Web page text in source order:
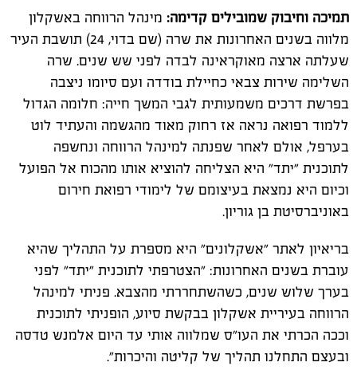
תמיכה וחיבוק שמובילים קדימה: מינהל הרווחה באשקלון
מלווה בשנים האחרונות את שרה (שם בדוי, 24) תושבת העיר
שעלתה ארצה מאוקראינה לבדה לפני שש שנים. שרה
השלימה שירות צבאי כחיילת בודדה ועם סיומו ניצבה
בפרשת דרכים משמעותית לגבי המשך חייה: חלומה הגדול
ללמוד רפואה נראה אז רחוק מאוד מהגשמה והעתיד לוט
בערפל, אולם לאחר שפנתה למינהל הרווחה ונחשפה
לתוכנית "יתד" היא הצליחה להוציא אותו מהכוח אל הפועל
וכיום היא נמצאת בעיצומם של לימודי רפואת חירום
באוניברסיטת בן גוריון.
בריאיון לאתר "אשקלונים" היא מספרת על התהליך שהיא
עוברת בשנים האחרונות: "הצטרפתי לתוכנית "יתד" לפני
בערך שלוש שנים, כשהשתחררתי מהצבא. פניתי למינהל
הרווחה בעיריית אשקלון בבקשת סיוע, הופניתי לתוכנית
וככה הכרתי את העו"ס שמלווה אותי עד היום אלמנש טדסה
ובעצם התחלנו תהליך של קליטה והיכרות".